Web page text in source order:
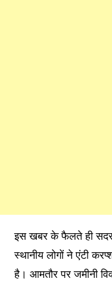
इस खबर के फैलते ही
स्थानीय लोगों ने एंटी
है। आमतौर पर जमीनी